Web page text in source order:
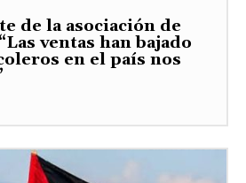
de la asociación de
ventas han bajado
en el país nos